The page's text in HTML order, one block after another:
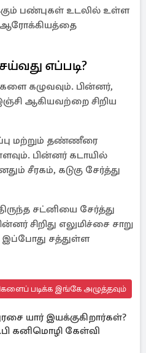
பண்புகள் உடலில் உள்ள
ஆரோக்கியத்தை
எப்படி?
கழுவவும். பின்னர்,
ஆகியவற்றை சிறிய
மற்றும் தண்ணீரை
பின்னர் கடாயில்
சீரகம், கடுகு சேர்த்து
சட்னியை சேர்த்து
சிறிது எலுமிச்சை சாறு
இப்போது சத்துள்ள
படிக்க இங்கே அழுத்தவும்
யார் இயக்குகிறார்கள்?
கனிமொழி கேள்வி